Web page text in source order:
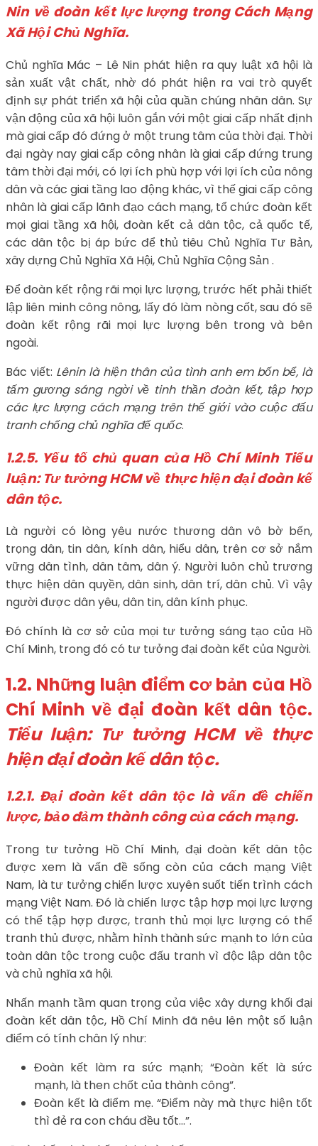
Nin về đoàn kết lực lượng trong Cách Mạng
Xã Hội Chủ Nghĩa.
Chủ nghĩa Mác – Lê Nin phát hiện ra quy luật xã hội là
sản xuất vật chất, nhờ đó phát hiện ra vai trò quyết
định sự phát triển xã hội của quần chúng nhân dân. Sự
vận động của xã hội luôn gắn với một giai cấp nhất định
mà giai cấp đó đứng ở một trung tâm của thời đại. Thời
đại ngày nay giai cấp công nhân là giai cấp đứng trung
tâm thời đại mới, có lợi ích phù hợp với lợi ích của nông
dân và các giai tầng lao động khác, vì thế giai cấp công
nhân là giai cấp lãnh đạo cách mạng, tổ chức đoàn kết
mọi giai tầng xã hội, đoàn kết cả dân tộc, cả quốc tế,
các dân tộc bị áp bức để thủ tiêu Chủ Nghĩa Tư Bản,
xây dựng Chủ Nghĩa Xã Hội, Chủ Nghĩa Cộng Sản .
Để đoàn kết rộng rãi mọi lực lượng, trước hết phải thiết
lập liên minh công nông, lấy đó làm nòng cốt, sau đó sẽ
đoàn kết rộng rãi mọi lực lượng bên trong và bên
ngoài.
Bác viết: Lênin là hiện thân của tình anh em bốn bể, là
tấm gương sáng ngời về tinh thần đoàn kết, tập hợp
các lực lượng cách mạng trên thế giới vào cuộc đấu
tranh chống chủ nghĩa đế quốc.
1.2.5. Yếu tố chủ quan của Hồ Chí Minh Tiểu
luận: Tư tưởng HCM về thực hiện đại đoàn kế
dân tộc.
Là người có lòng yêu nước thương dân vô bờ bến,
trọng dân, tin dân, kính dân, hiểu dân, trên cơ sở nắm
vững dân tình, dân tâm, dân ý. Người luôn chủ trương
thực hiện dân quyền, dân sinh, dân trí, dân chủ. Vì vậy
người được dân yêu, dân tin, dân kính phục.
Đó chính là cơ sở của mọi tư tưởng sáng tạo của Hồ
Chí Minh, trong đó có tư tưởng đại đoàn kết của Người.
1.2. Những luận điểm cơ bản của Hồ
Chí Minh về đại đoàn kết dân tộc.
Tiểu luận: Tư tưởng HCM về thực
hiện đại đoàn kế dân tộc.
1.2.1. Đại đoàn kết dân tộc là vấn đề chiến
lược, bảo đảm thành công của cáchmạng.
Trong tư tưởng Hồ Chí Minh, đại đoàn kết dân tộc
được xem là vấn đề sống còn của cách mạng Việt
Nam, là tư tưởng chiến lược xuyên suốt tiến trình cách
mạng Việt Nam. Đó là chiến lược tập hợp mọi lực lượng
có thể tập hợp được, tranh thủ mọi lực lượng có thể
tranh thủ được, nhằm hình thành sức mạnh to lớn của
toàn dân tộc trong cuộc đấu tranh vì độc lập dân tộc
và chủ nghĩa xã hội.
Nhấn mạnh tầm quan trọng của việc xây dựng khối đại
đoàn kết dân tộc, Hồ Chí Minh đã nêu lên một số luận
điểm có tính chân lý như:
Đoàn kết làm ra sức mạnh; “Đoàn kết là sức
mạnh, là then chốt của thành công”.
Đoàn kết là điểm mẹ. “Điểm này mà thực hiện tốt
thì đẻ ra con cháu đều tốt…”.